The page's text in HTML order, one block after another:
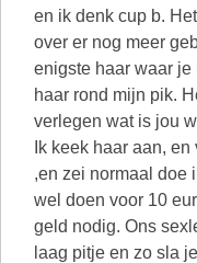
en ik denk cup b.
over er nog meer
enigste haar waar
haar rond mijn pik.
verlegen wat is jou
Ik keek haar aan,
,en zei normaal doe
wel doen voor 10
geld nodig. Ons
laag pitje en zo sla